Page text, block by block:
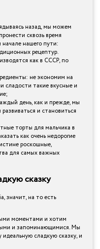
назад, мы можем
сквозь время
нашего пути:
рецептур.
как в СССР, по
не экономим на
сладости такие вкусные и
день, как и прежде, мы
и становиться
торты для мальчика в
как очень недорогие
роскошные,
для самых важных
сказку
значит, на то есть
моментами и хотим
и запоминающимися. Мы
сладкую сказку, и